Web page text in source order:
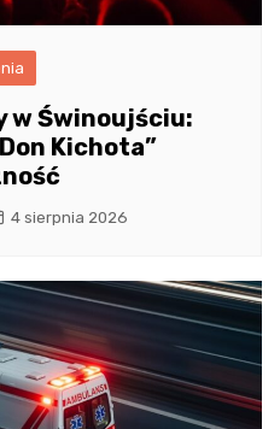
w Świnoujściu:
Kichota”
4 sierpnia 2026